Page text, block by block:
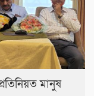
মানুষ